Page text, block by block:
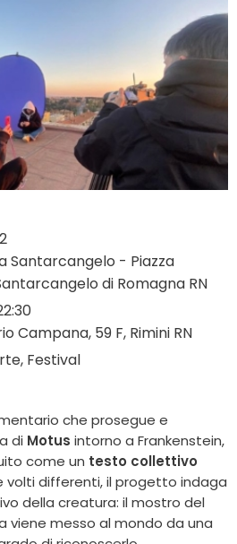
Santarcangelo - Piazza
di Romagna RN
Campana, 59 F, Rimini RN
Festival
che prosegue e
di Motus intorno a Frankenstein,
come un testo collettivo
volti differenti, il progetto indaga
della creatura: il mostro del
viene messo al mondo da una